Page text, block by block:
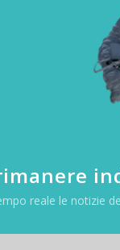
2.0
reale le notizie